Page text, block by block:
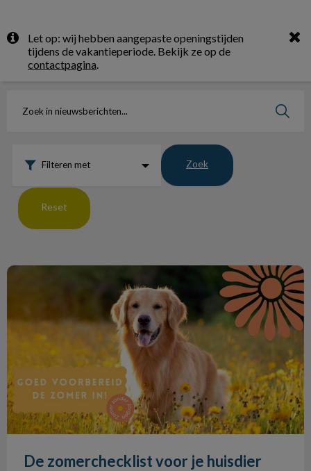
ZoekLet op: wij hebben aangepaste openingstijden
tijdens de vakantieperiode. Bekijk ze op de
contactpagina.
Filteren met Zoek
Reset
De zomerchecklist voor je huisdier
De zomerchecklist voor je huisdier